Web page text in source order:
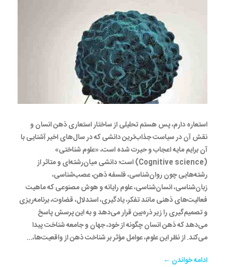
استعاره دارم، پس هستم تحلیلی از ساختار استعاری ذهن انسان و
نقش آن در سیاست جذاب‌ترین دانشی که در سال‌های اخیر آشنایی با
آن برایم مایه اعجاب و حیرت شده است، «علوم شناختی»
(Cognitive science) است؛ دانشی میان‌رشته‌ای و متاثر از
رشته‌هایی چون روان‌شناسی، فلسفه ذهن، عصب‌شناسی،
زبان‌شناسی، انسان‌شناسی، علوم رایانه و هوش مصنوعی که ماهیت
فعالیت‌های ذهنی مانند تفکر، یادگیری، استدلال، قضاوت، برنامه‌ریزی
و تصمیم‌گیری را زیر ذره‌بین قرار می‌دهد و به این پرسش پاسخ
می‌دهد که ذهن انسان چگونه از خود، جهان و جامعه شناخت پیدا
می‌کند. از نظر این علوم، عوامل مؤثر بر شناخت ذهن از واقعیت‌ها،...
ادامه خواندن ←